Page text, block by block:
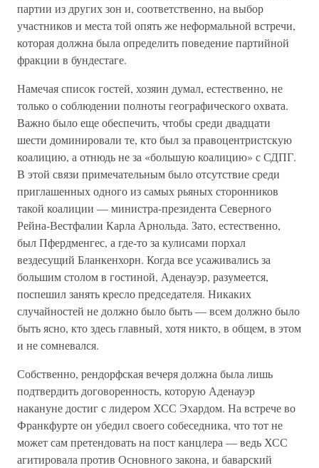
партии из других зон и, соответственно, на выбор
участников и места той опять же неформальной встречи,
которая должна была определить поведение партийной
фракции в бундестаге.
Намечая список гостей, хозяин думал, естественно, не
только о соблюдении полноты географического охвата.
Важно было еще обеспечить, чтобы среди двадцати
шести доминировали те, кто был за правоцентристскую
коалицию, а отнюдь не за «большую коалицию» с СДПГ.
В этой связи примечательным было отсутствие среди
приглашенных одного из самых рьяных сторонников
такой коалиции — министра-президента Северного
Рейна-Вестфалии Карла Арнольда. Зато, естественно,
был Пфердменгес, а где-то за кулисами порхал
вездесущий Бланкенхорн. Когда все усаживались за
большим столом в гостиной, Аденауэр, разумеется,
поспешил занять кресло председателя. Никаких
случайностей не должно было быть — всем должно было
быть ясно, кто здесь главный, хотя никто, в общем, в этом
и не сомневался.
Собственно, рендорфская вечеря должна была лишь
подтвердить договоренность, которую Аденауэр
накануне достиг с лидером ХСС Эхардом. На встрече во
Франкфурте он убедил своего собеседника, что тот не
может сам претендовать на пост канцлера — ведь ХСС
агитировала против Основного закона, и баварский